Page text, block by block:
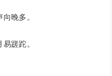
晚多。
蹉跎。